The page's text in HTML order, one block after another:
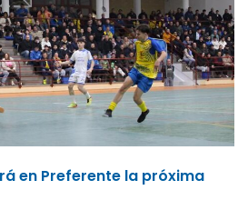
en Preferente la próxima